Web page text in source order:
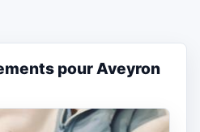
pour Aveyron